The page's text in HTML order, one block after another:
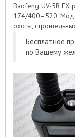
Baofeng UV-5R EX
174/400–520.
охоты,
Бесплатное
по Вашему